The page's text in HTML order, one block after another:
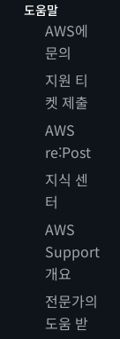
도움말
AWS에
문의
지원 티
켓 제출
AWS
re:Post
지식 센
터
AWS
Support
개요
전문가의
도움 받